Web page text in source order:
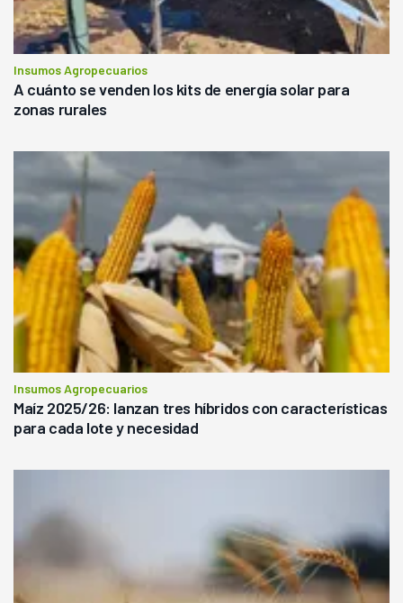
Insumos Agropecuarios
A cuánto se venden los kits de energía solar para
zonas rurales
Insumos Agropecuarios
Maíz 2025/26: lanzan tres híbridos con características
para cada lote y necesidad